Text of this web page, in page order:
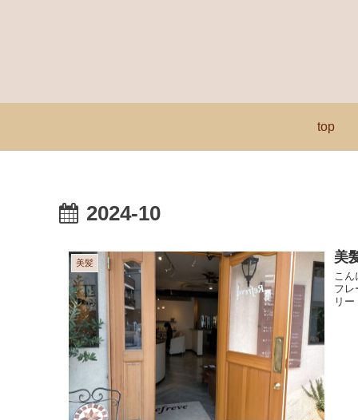
top
2024-10
美髪 美
こ
フレ
リ